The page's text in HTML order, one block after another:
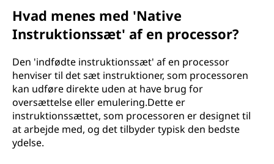
Hvad menes med 'Native
Instruktionssæt' af en processor?
Den 'indfødte instruktionssæt' af en processor
henviser til det sæt instruktioner, som processoren
kan udføre direkte uden at have brug for
oversættelse eller emulering.Dette er
instruktionssættet, som processoren er designet til
at arbejde med, og det tilbyder typisk den bedste
ydelse.